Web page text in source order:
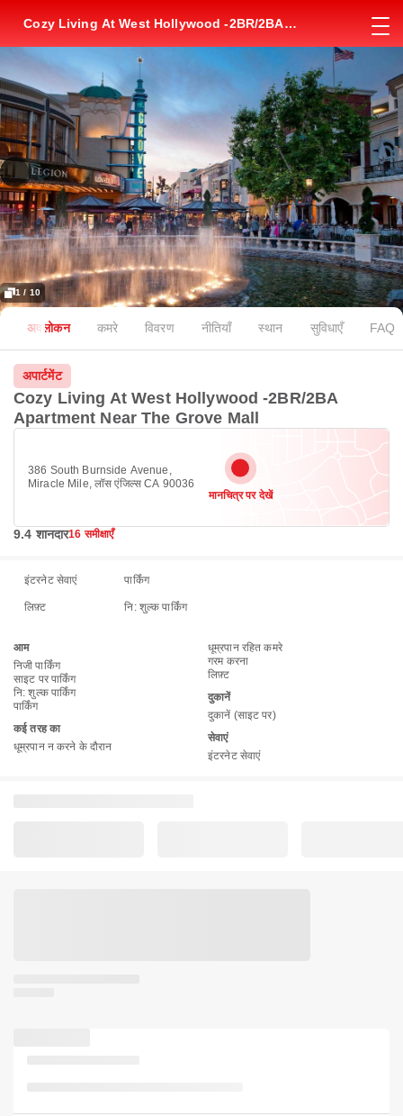
Cozy Living At West Hollywood -2BR/2BA
1 / 10
अवलोकन कमरे विवरण नीतियाँ स्थान सुविधाएँ FAQ
अपार्टमेंट
Cozy Living At West Hollywood -2BR/2BA
Apartment Near The Grove Mall
386 South Burnside Avenue,
Miracle Mile, लॉस एंजिल्स CA 90036
मानचित्र पर देखें
9.4 शानदार16 समीक्षाएँ
इंटरनेट सेवाएं पार्किंग
लिफ़्ट नि: शुल्क पार्किंग
आम
निजी पार्किंग
साइट पर पार्किंग
नि: शुल्क पार्किंग
पार्किंग
कई तरह का
धूम्रपान न करने के दौरान
धूम्रपान रहित कमरे
गरम करना
लिफ़्ट
दुकानें
दुकानें (साइट पर)
सेवाएं
इंटरनेट सेवाएं